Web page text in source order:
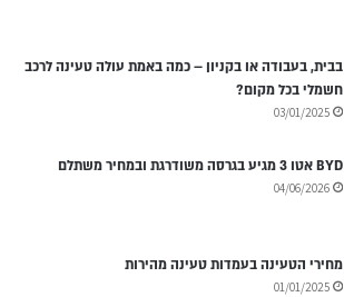
בבית, בעבודה או בקניון – כמה באמת עולה טעינה לרכב
חשמלי בכל מקום?
03/01/2025
BYD אטו 3 מגיע בגרסה משודרגת ובמחיר משתלם
04/06/2026
מחירי הטעינה בעמדות טעינה מהירות
01/01/2025